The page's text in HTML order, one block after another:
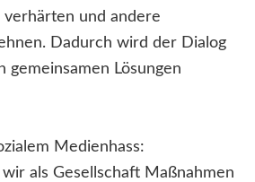
verhärten und andere
Dadurch wird der Dialog
gemeinsamen Lösungen
Medienhass:
wir als Gesellschaft Maßnahmen